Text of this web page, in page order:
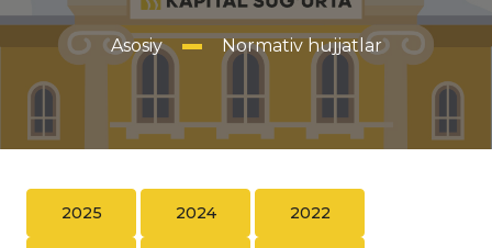
Asosiy Normativ hujjatlar
2025 2024 2022